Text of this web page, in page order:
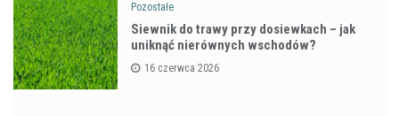
Pozostałe
Siewnik do trawy przy dosiewkach – jak
uniknąć nierównych wschodów?
16 czerwca 2026